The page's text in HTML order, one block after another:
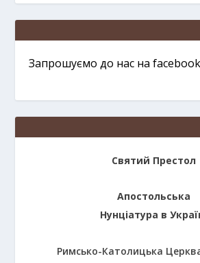
Запрошуємо до нас на facebook
Святий Престол
Апостольська
Нунціатура в
Римсько-Католицька